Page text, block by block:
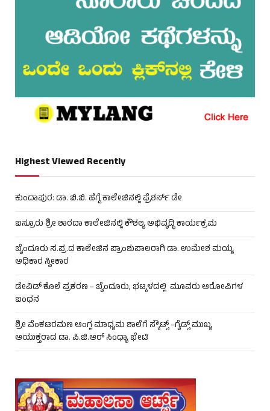
Highest Viewed Recently
ಕುಂದಾಪುರ: ಡಾ. ಬಿ.ಬಿ. ಹೆಗ್ಡೆ ಕಾಲೇಜಿನಲ್ಲಿ ಫ್ರೆಶರ್ಸ್ ಡೇ
ಬಸ್ರೂರು ಶ್ರೀ ಶಾರದಾ ಕಾಲೇಜಿನಲ್ಲಿ ಕೌಶಲ್ಯ ಅಭಿವೃದ್ಧಿ ಕಾರ್ಯಕ್ರಮ
ಬೈಂದೂರು ಸ.ಪ್ರ.ದ ಕಾಲೇಜಿನ ಪ್ರಾಂಶುಪಾಲರಾಗಿ ಡಾ. ಉಮೇಶ ಮಯ್ಯ
ಅಧಿಕಾರ ಸ್ವೀಕಾರ
ಡೇವಿಡ್ ಕೊಲೆ ಪ್ರಕರಣ – ಬೈಂದೂರು, ಭಟ್ಕಳದಲ್ಲಿ ಮೂವರು ಆರೋಪಿಗಳ
ಬಂಧನ
ಶ್ರೀ ವೆಂಕಟರಮಣ ಆಂಗ್ಲ ಮಾಧ್ಯಮ ಶಾಲೆಗೆ ಸ್ಕೌಟ್ಸ್ –ಗೈಡ್ಸ್ ಮುಖ್ಯ
ಆಯುಕ್ತರಾದ ಡಾ. ಪಿ.ಜಿ.ಆರ್ ಸಿಂಧ್ಯಾ ಭೇಟಿ